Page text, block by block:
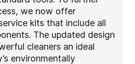
we now offer
kits that include all
The updated design
cleaners an ideal
environmentally